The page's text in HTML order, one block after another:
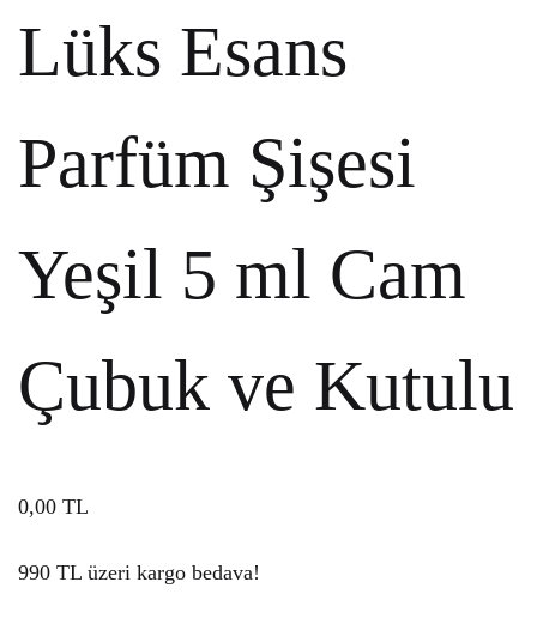
Lüks Esans
Parfüm Şişesi
Yeşil 5 ml Cam
Çubuk ve Kutulu
0,00 TL
990 TL üzeri kargo bedava!